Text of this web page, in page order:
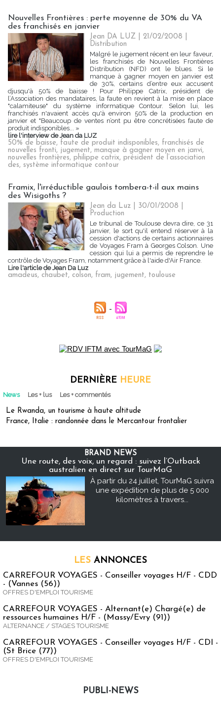
Nouvelles Frontières : perte moyenne de 30% du VA
des franchisés en janvier
Jean DA LUZ | 21/02/2008
Distribution
Malgré le jugement récent en leur faveur,
les franchisés de Nouvelles Frontières
Distribution (NFD) ont le blues. Si le
manque à gagner moyen en janvier est
de 30%, certains d’entre eux accusent
djusqu'à 50% de baisse ! Pour Philippe Catrix, président de
l’Association des mandataires, la faute en revient à la mise en place
"calamiteuse" du système informatique Contour. Selon lui, les
franchisés n'avaient accès qu'à environ 50% de la production en
janvier et "Beaucoup de ventes n’ont pu être concrétisées faute de
produit indisponibles... »
lire l'interview de Jean da LUZ
50% de baisse, faute de produit indisponibles, franchisés de
nouvelles fronti, jugement, manque à gagner moyen en janvi,
nouvelles frontières, philippe catrix, président de l’association
des, système informatique contour
Framix, l'irréductible gaulois tombera-t-il aux mains
des Wisigoths ?
Jean da Luz | 30/01/2008
Production
Le tribunal de Toulouse devra dire, ce 31
janvier, le sort qu'il entend réserver à la
cession d'actions de certains actionnaires
de Voyages Fram à Georges Colson. Une
cession qui lui a permis de reprendre le
contrôle de Voyages Fram, notamment grâce à l'aide d'Air France.
Lire l'article de Jean Da Luz
amadeus, chaubet, colson, fram, jugement, toulouse
DERNIÈRE HEURE
News Les + lus Les + commentés
Le Rwanda, un tourisme à haute altitude
France, Italie : randonnée dans le Mercantour frontalier
BRAND NEWS
Une route, des voix, un regard : suivez l’Outback
australien en direct sur TourMaG
À partir du 24 juillet, TourMaG suivra
une expédition de plus de 5 000
kilomètres à travers...
LES ANNONCES
CARREFOUR VOYAGES - Conseiller voyages H/F - CDD
- (Vannes (56))
OFFRES D'EMPLOI TOURISME
CARREFOUR VOYAGES - Alternant(e) Chargé(e) de
ressources humaines H/F - (Massy/Evry (91))
ALTERNANCE / STAGES TOURISME
CARREFOUR VOYAGES - Conseiller voyages H/F - CDI -
(St Brice (77))
OFFRES D'EMPLOI TOURISME
PUBLI-NEWS